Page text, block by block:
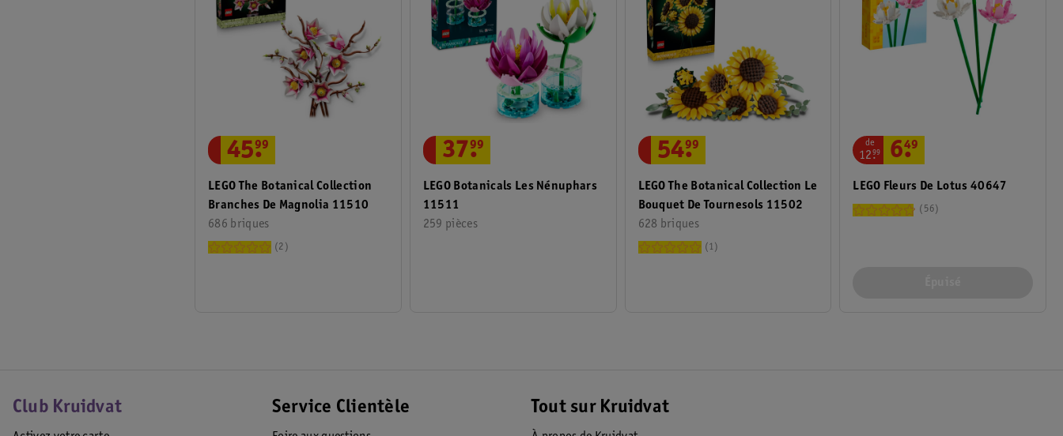
LEGO The Botanical Collection
Branches De Magnolia 11510
686 briques
45.
99
2
LEGO Botanicals Les Nénuphars
11511
259 pièces
37.
99
LEGO The Botanical Collection Le
Bouquet De Tournesols 11502
628 briques
54.
99
1
LEGO Fleurs De Lotus 40647
de
12.
99 6.
49
56
Club Kruidvat Service Clientèle Tout sur Kruidvat